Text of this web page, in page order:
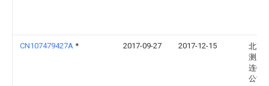
CN107479427A * 2017-09-27 2017-12-15
北京
测土
连锁
公司